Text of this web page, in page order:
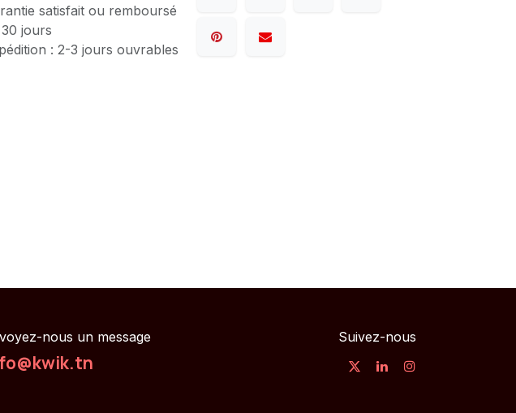
satisfait ou remboursé
jours
: 2-3 jours ouvrables
nous un message Suivez-nous